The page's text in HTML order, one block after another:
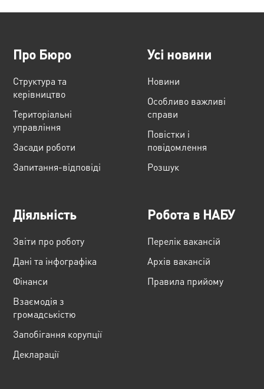
Про Бюро
Структура та
керівництво
Територіальні
управління
Засади роботи
Запитання-відповіді
Усі новини
Новини
Особливо важливі
справи
Повістки і
повідомлення
Розшук
Діяльність
Звіти про роботу
Дані та інфографіка
Фінанси
Взаємодія з
громадськістю
Запобігання корупції
Декларації
Робота в НАБУ
Перелік вакансій
Архів вакансій
Правила прийому